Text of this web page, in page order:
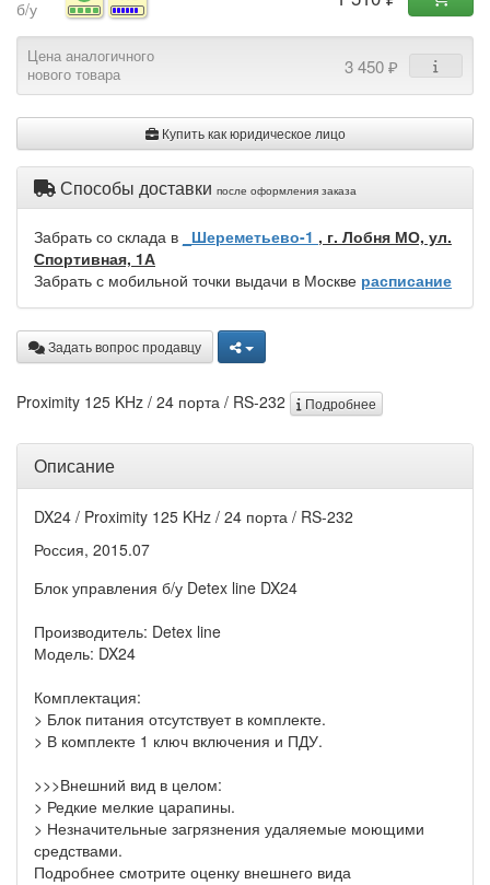
б/у
Цена аналогичного
нового товара
3 450 ₽
Купить как юридическое лицо
Способы доставки после оформления заказа
Забрать со склада в _Шереметьево-1 , г. Лобня МО, ул.
Спортивная, 1А
Забрать с мобильной точки выдачи в Москве расписание
Задать вопрос продавцу
Proximity 125 KHz / 24 порта / RS-232 Подробнее
Описание
DX24 / Proximity 125 KHz / 24 порта / RS-232
Россия, 2015.07
Блок управления б/у Detex line DX24
Производитель: Detex line
Модель: DX24
Комплектация:
> Блок питания отсутствует в комплекте.
> В комплекте 1 ключ включения и ПДУ.
>>>Внешний вид в целом:
> Редкие мелкие царапины.
> Незначительные загрязнения удаляемые моющими
средствами.
Подробнее смотрите оценку внешнего вида